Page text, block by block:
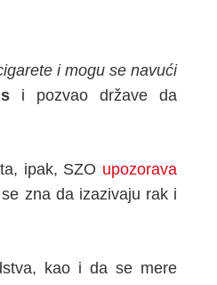
i mogu se navući
i pozvao države da
ipak, SZO upozorava
zna da izazivaju rak i
kao i da se mere